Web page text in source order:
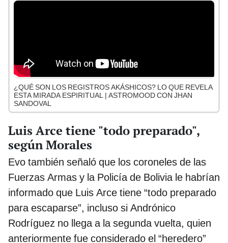
¿QUÉ SON LOS REGISTROS AKÁSHICOS? LO QUE REVELA
ESTA MIRADA ESPIRITUAL | ASTROMOOD CON JHAN
SANDOVAL
Luis Arce tiene "todo preparado",
según Morales
Evo también señaló que los coroneles de las
Fuerzas Armas y la Policía de Bolivia le habrían
informado que Luis Arce tiene “todo preparado
para escaparse”, incluso si Andrónico
Rodríguez no llega a la segunda vuelta, quien
anteriormente fue considerado el “heredero”